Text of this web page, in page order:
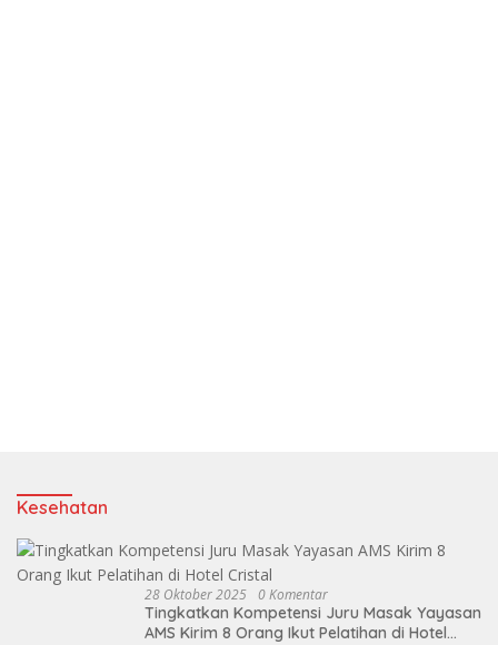
Kesehatan
28 Oktober 2025 0 Komentar
Tingkatkan Kompetensi Juru Masak Yayasan
AMS Kirim 8 Orang Ikut Pelatihan di Hotel